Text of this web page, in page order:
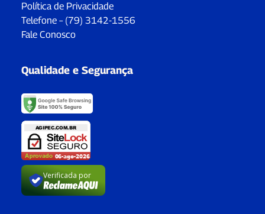
Política de Privacidade
Telefone – (79) 3142-1556
Fale Conosco
Qualidade e Segurança
Verificada por